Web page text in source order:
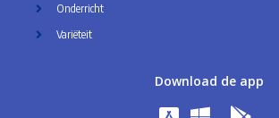
Onderricht
Variëteit
Download de app